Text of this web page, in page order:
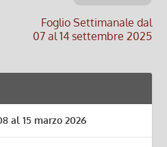
Foglio Settimanale dal
07 al 14 settembre 2025
al 15 marzo 2026